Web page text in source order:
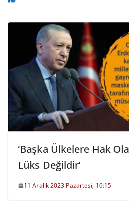
‘Başka Ülkelere Hak
Lüks Değildir’
11 Aralık 2023 Pazartesi, 16:15